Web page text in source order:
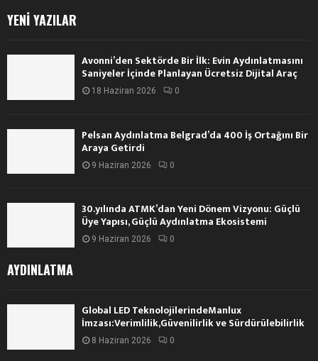
YENI YAZILAR
Avonni’den Sektörde Bir İlk: Evin Aydınlatmasını
Saniyeler İçinde Planlayan Ücretsiz Dijital Araç
18 Haziran 2026 0
Pelsan Aydınlatma Belgrad’da 400 İş Ortağını Bir
Araya Getirdi
9 Haziran 2026 0
30.yılında ATMK’dan Yeni Dönem Vizyonu: Güçlü
Üye Yapısı, Güçlü Aydınlatma Ekosistemi
9 Haziran 2026 0
AYDINLATMA
Global LED TeknolojilerindeManlux
İmzası:Verimlilik,Güvenilirlik ve Sürdürülebilirlik
8 Haziran 2026 0